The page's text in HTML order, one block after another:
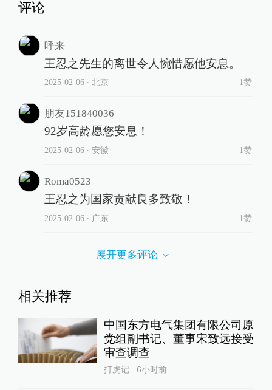
评论
呼来
王忍之先生的离世令人惋惜愿他安息。
2025-02-06∙ 北京 1赞
朋友151840036
92岁高龄愿您安息！
2025-02-06∙ 安徽 1赞
Roma0523
王忍之为国家贡献良多致敬！
2025-02-06∙ 广东 1赞
展开更多评论
相关推荐
中国东方电气集团有限公司原
党组副书记、董事宋致远接受
审查调查
打虎记 6小时前